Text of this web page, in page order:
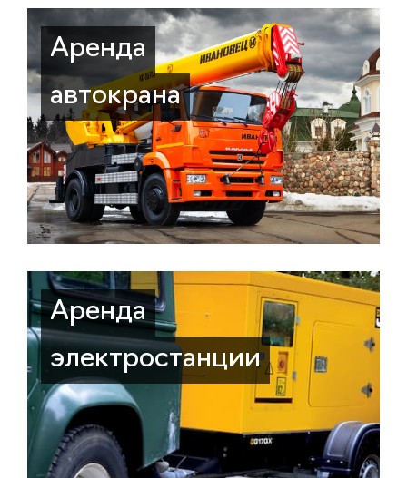
Аренда
автокрана
Аренда
электростанции